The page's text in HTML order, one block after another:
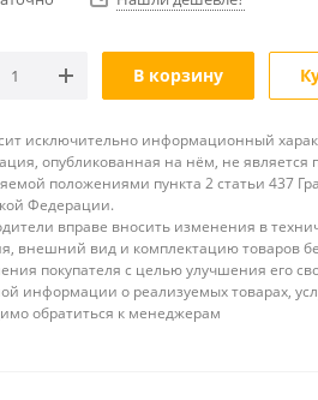
В корзину
исключительно информационный
опубликованная на нём, не является
положениями пункта 2 статьи 437
Федерации.
вправе вносить изменения в
внешний вид и комплектацию товаров
покупателя с целью улучшения его
информации о реализуемых товарах,
обратиться к менеджерам